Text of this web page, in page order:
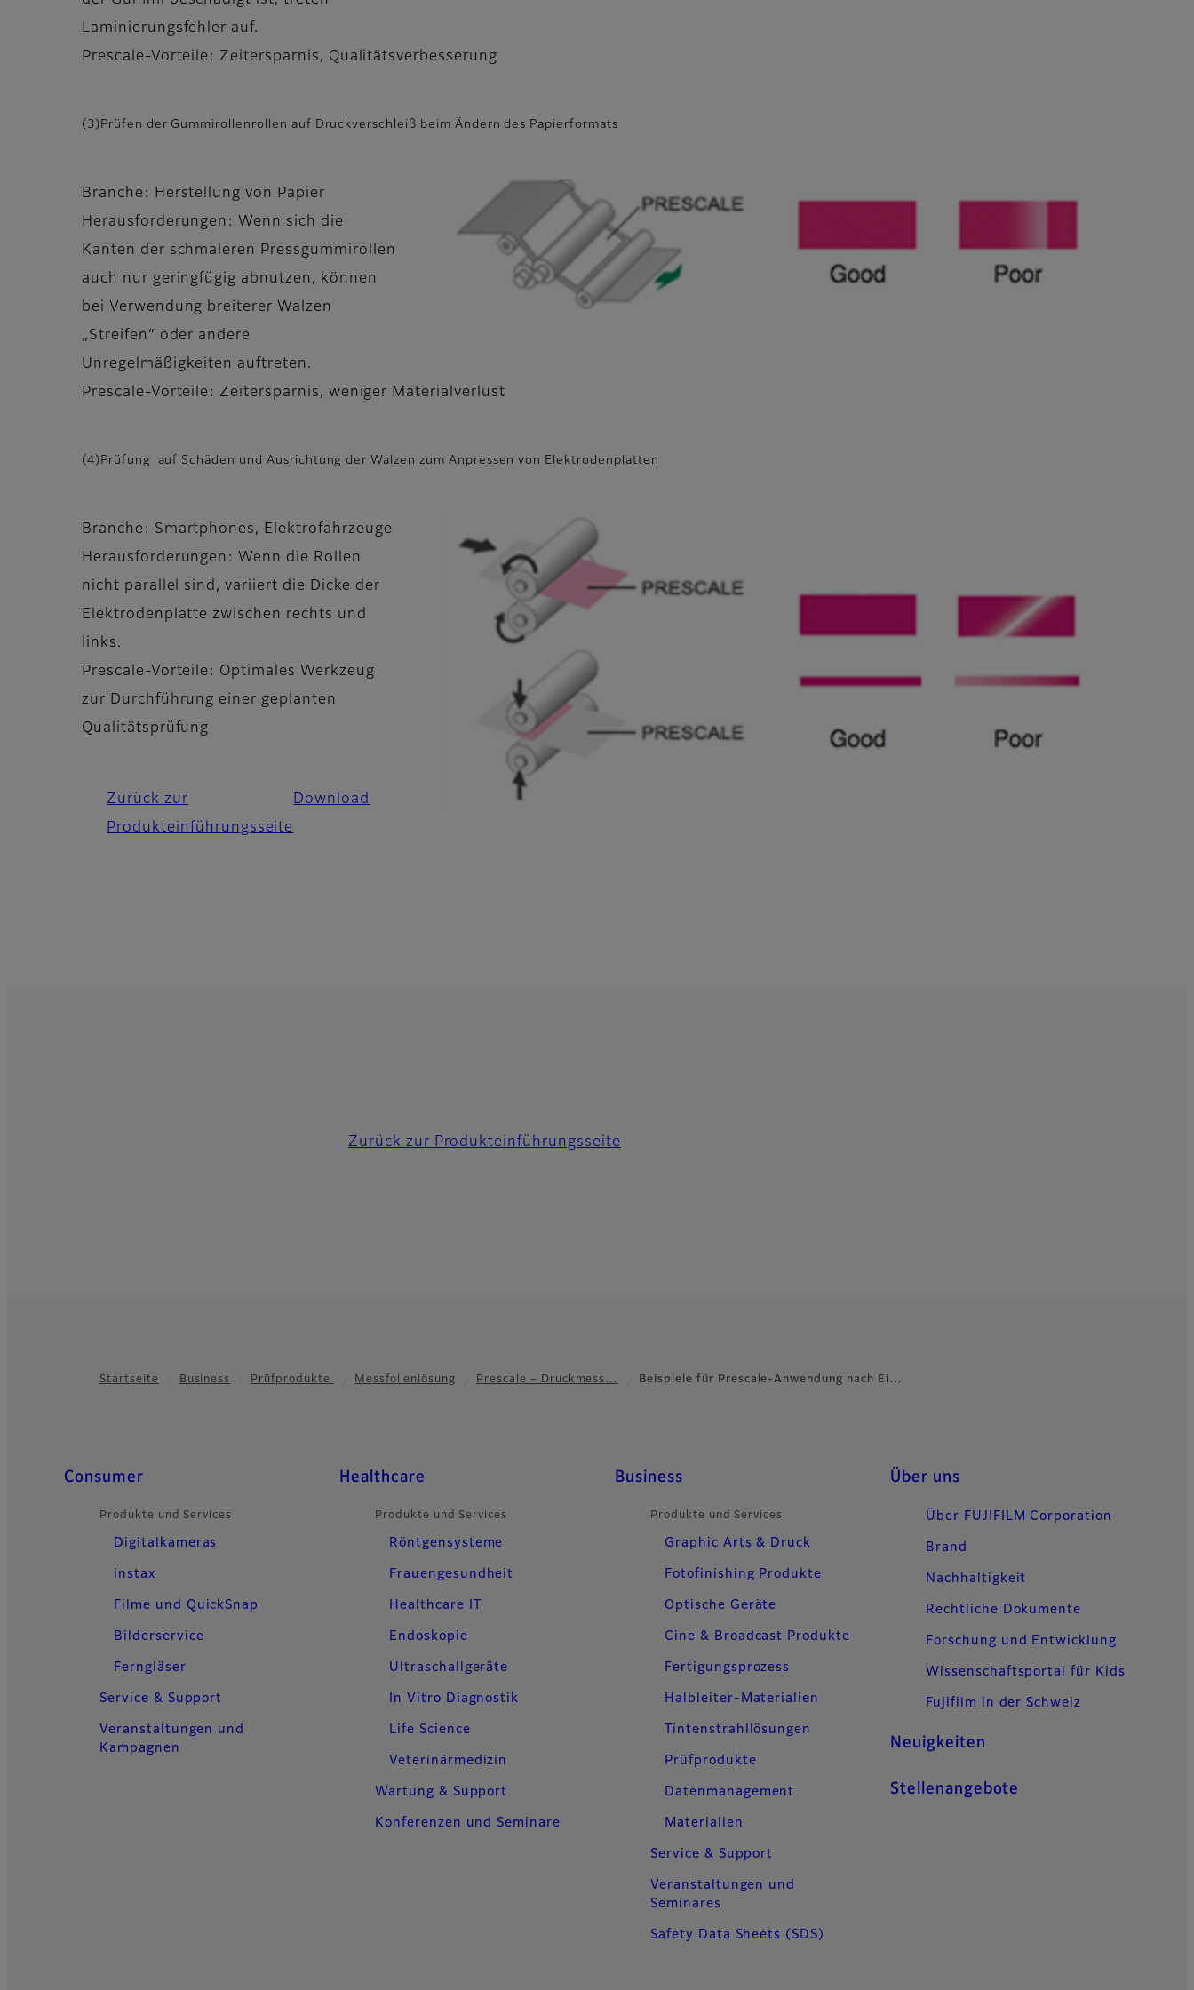
Laminierungsfehler auf.
Prescale-Vorteile: Zeitersparnis, Qualitätsverbesserung
(3)Prüfen der Gummirollenrollen auf Druckverschleiß beim Ändern des Papierformats
Branche: Herstellung von Papier
Herausforderungen: Wenn sich die
Kanten der schmaleren Pressgummirollen
auch nur geringfügig abnutzen, können
bei Verwendung breiterer Walzen
„Streifen“ oder andere
Unregelmäßigkeiten auftreten.
Prescale-Vorteile: Zeitersparnis, weniger Materialverlust
(4)Prüfung auf Schäden und Ausrichtung der Walzen zum Anpressen von Elektrodenplatten
Branche: Smartphones, Elektrofahrzeuge
Herausforderungen: Wenn die Rollen
nicht parallel sind, variiert die Dicke der
Elektrodenplatte zwischen rechts und
links.
Prescale-Vorteile: Optimales Werkzeug
zur Durchführung einer geplanten
Qualitätsprüfung
Zurück zur
Produkteinführungsseite
Download
Zurück zur Produkteinführungsseite
Startseite Business Prüfprodukte Messfolienlösung Prescale – Druckmess… Beispiele für Prescale-Anwendung nach Ei…
Quick Links
Consumer
Produkte und Services
Digitalkameras
instax
Filme und QuickSnap
Bilderservice
Ferngläser
Service & Support
Veranstaltungen und
Kampagnen
Healthcare
Produkte und Services
Röntgensysteme
Frauengesundheit
Healthcare IT
Endoskopie
Ultraschallgeräte
In Vitro Diagnostik
Life Science
Veterinärmedizin
Wartung & Support
Konferenzen und Seminare
Business
Produkte und Services
Graphic Arts & Druck
Fotofinishing Produkte
Optische Geräte
Cine & Broadcast Produkte
Fertigungsprozess
Halbleiter-Materialien
Tintenstrahllösungen
Prüfprodukte
Datenmanagement
Materialien
Service & Support
Veranstaltungen und
Seminares
Safety Data Sheets (SDS)
Über uns
Über FUJIFILM Corporation
Brand
Nachhaltigkeit
Rechtliche Dokumente
Forschung und Entwicklung
Wissenschaftsportal für Kids
Fujifilm in der Schweiz
Neuigkeiten
Stellenangebote